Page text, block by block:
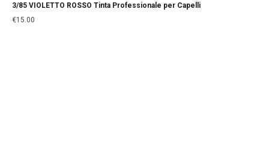
3/85 VIOLETTO ROSSO Tinta Professionale per Capelli
€15.00